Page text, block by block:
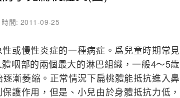
內科
時間: 2011-09-25
或慢性炎症的一種病症。爲兒童時期常見
咽部的兩個最大的淋巴組織，一般4～5歲
漸萎縮。正常情況下扁桃體能抵抗進入鼻
護作用，但是、小兒由於身體抵抗力低，